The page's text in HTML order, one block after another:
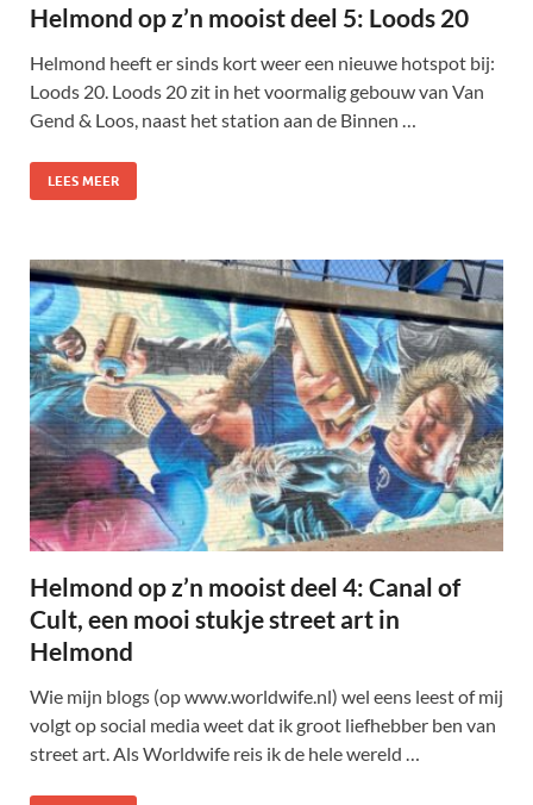
Helmond op z’n mooist deel 5: Loods 20
Helmond heeft er sinds kort weer een nieuwe hotspot bij:
Loods 20. Loods 20 zit in het voormalig gebouw van Van
Gend & Loos, naast het station aan de Binnen …
LEES MEER
Helmond op z’n mooist deel 4: Canal of
Cult, een mooi stukje street art in
Helmond
Wie mijn blogs (op www.worldwife.nl) wel eens leest of mij
volgt op social media weet dat ik groot liefhebber ben van
street art. Als Worldwife reis ik de hele wereld …